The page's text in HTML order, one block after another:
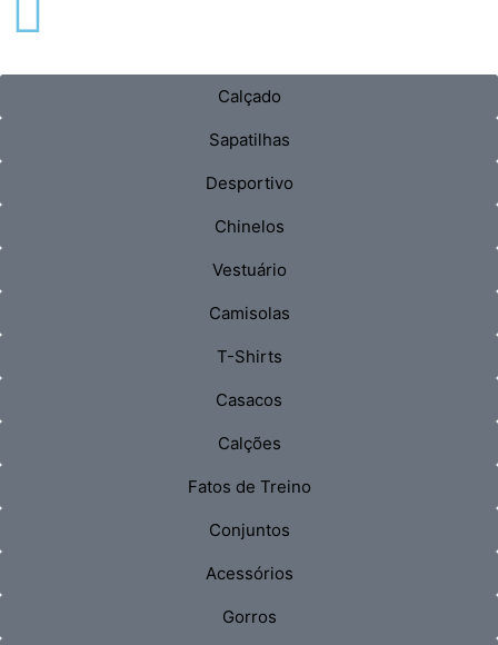
Calçado
Sapatilhas
Desportivo
Chinelos
Vestuário
Camisolas
T-Shirts
Casacos
Calções
Fatos de Treino
Conjuntos
Acessórios
Gorros